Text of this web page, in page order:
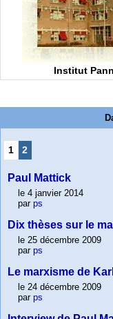
Institut
1 2
Paul Mattick
le 4 janvier 2014
par ps
Dix thèses sur le
le 25 décembre 2009
par ps
Le marxisme de
le 24 décembre 2009
par ps